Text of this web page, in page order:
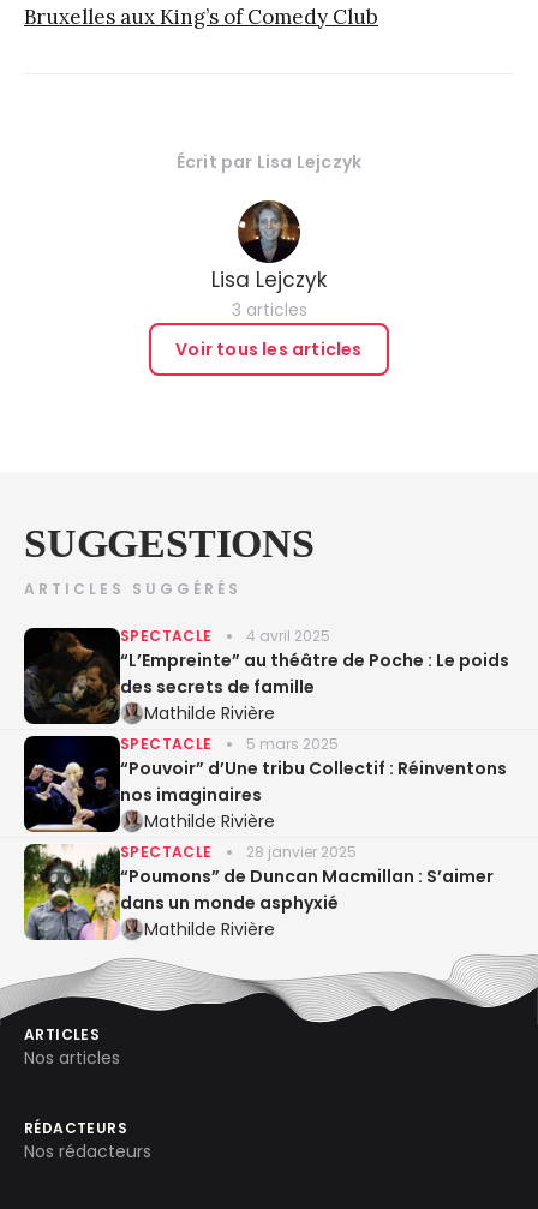
Bruxelles aux King’s of Comedy Club
Écrit par Lisa Lejczyk
Lisa Lejczyk
3 articles
Voir tous les articles
SUGGESTIONS
ARTICLES SUGGÉRÉS
SPECTACLE 4 avril 2025
“L’Empreinte” au théâtre de Poche : Le poids
des secrets de famille
Mathilde Rivière
SPECTACLE 5 mars 2025
“Pouvoir” d’Une tribu Collectif : Réinventons
nos imaginaires
Mathilde Rivière
SPECTACLE 28 janvier 2025
“Poumons” de Duncan Macmillan : S’aimer
dans un monde asphyxié
Mathilde Rivière
ARTICLES
Nos articles
RÉDACTEURS
Nos rédacteurs